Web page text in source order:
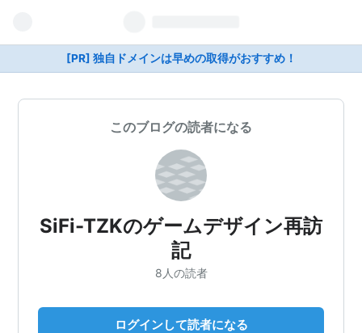
[PR] 独自ドメインは早めの取得がおすすめ！
このブログの読者になる
SiFi-TZKのゲームデザイン再訪
記
8人の読者
ログインして読者になる